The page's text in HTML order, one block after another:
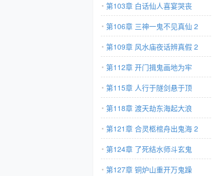
第103章 白话仙人喜宴哭丧
第106章 三神一鬼不见真仙 2
第109章 风水庙夜话辨真假 2
第112章 开门揖鬼画地为牢
第115章 人行于隧剑悬于顶
第118章 渡天劫东海起大浪
第121章 合灵柩棺舟出鬼海 2
第124章 了死结水师斗玄鬼
第127章 铜炉山重开万鬼躁